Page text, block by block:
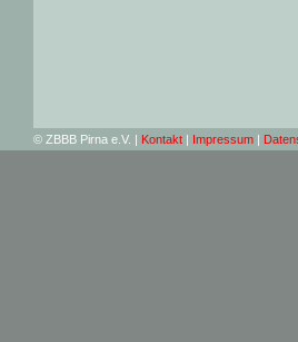
© ZBBB Pirna e.V. | Kontakt | Impressum |